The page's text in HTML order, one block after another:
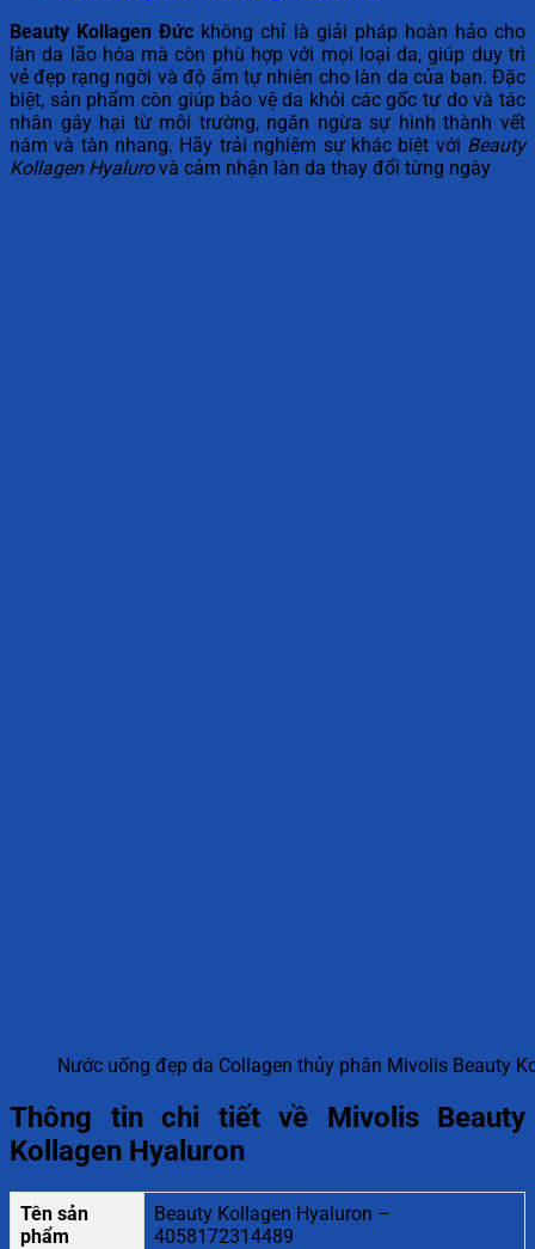
Beauty Kollagen Đức không chỉ là giải pháp hoàn hảo cho
làn da lão hóa mà còn phù hợp với mọi loại da, giúp duy trì
vẻ đẹp rạng ngời và độ ẩm tự nhiên cho làn da của bạn. Đặc
biệt, sản phẩm còn giúp bảo vệ da khỏi các gốc tự do và tác
nhân gây hại từ môi trường, ngăn ngừa sự hình thành vết
nám và tàn nhang. Hãy trải nghiệm sự khác biệt với Beauty
Kollagen Hyalurovà cảm nhận làn da thay đổi từng ngày
Nước uống đẹp da Collagen thủy phân Mivolis Beauty
Thông tin chi tiết về Mivolis Beauty
Kollagen Hyaluron
Tên sản
phẩm
Beauty Kollagen Hyaluron –
4058172314489